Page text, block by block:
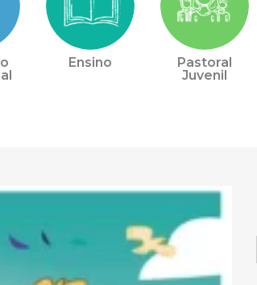
Ensino
Pastoral
Juvenil